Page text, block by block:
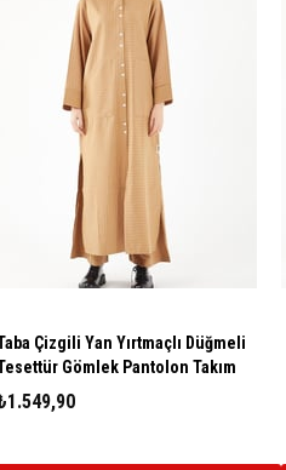
Çizgili Yan Yırtmaçlı Düğmeli
Gömlek Pantolon Takım